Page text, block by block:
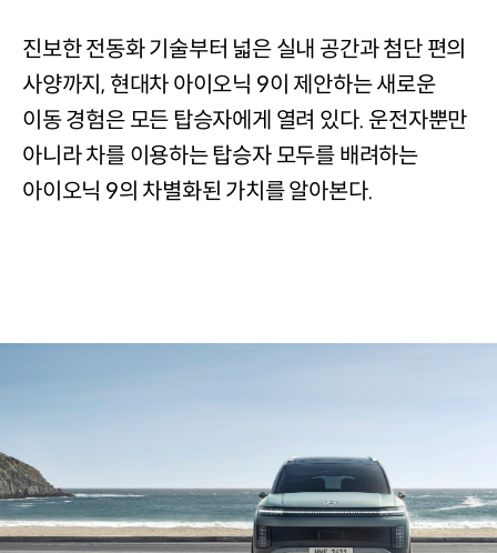
진보한 전동화 기술부터 넓은 실내 공간과 첨단 편의
사양까지, 현대차 아이오닉 9이 제안하는 새로운
이동 경험은 모든 탑승자에게 열려 있다. 운전자뿐만
아니라 차를 이용하는 탑승자 모두를 배려하는
아이오닉 9의 차별화된 가치를 알아본다.